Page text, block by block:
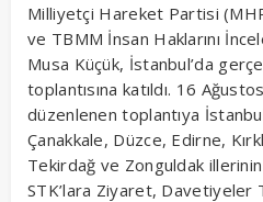
Milliyetçi Hareket Partisi
ve TBMM İnsan Haklarını
Musa Küçük, İstanbul’da
toplantısına katıldı. 16
düzenlenen toplantıya
Çanakkale, Düzce, Edirne,
Tekirdağ ve Zonguldak
STK’lara Ziyaret, Davetiyeler